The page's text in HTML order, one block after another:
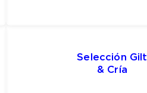
Selección Gilt
& Cría